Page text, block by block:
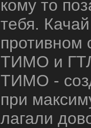
кому то
тебя.
противном
ТИМО и ГТЛ
ТИМО -
при
лагали